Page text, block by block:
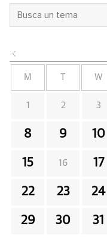
M W
1 2 3
8 9 10
15 16 17
22 23 24
29 30 31